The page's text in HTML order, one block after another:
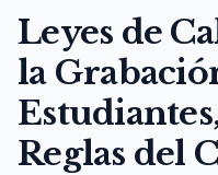
Leyes de
la
Reglas del